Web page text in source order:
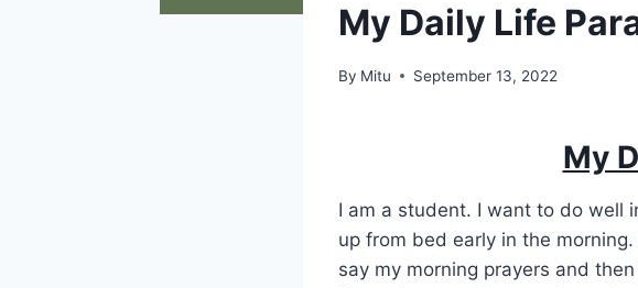
My Daily Life
By Mitu September 13, 2022
My
I am a student. I want to do well
up from bed early in the
say my morning prayers and